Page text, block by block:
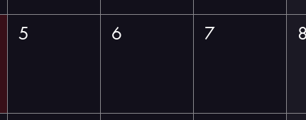
5 6 7 8